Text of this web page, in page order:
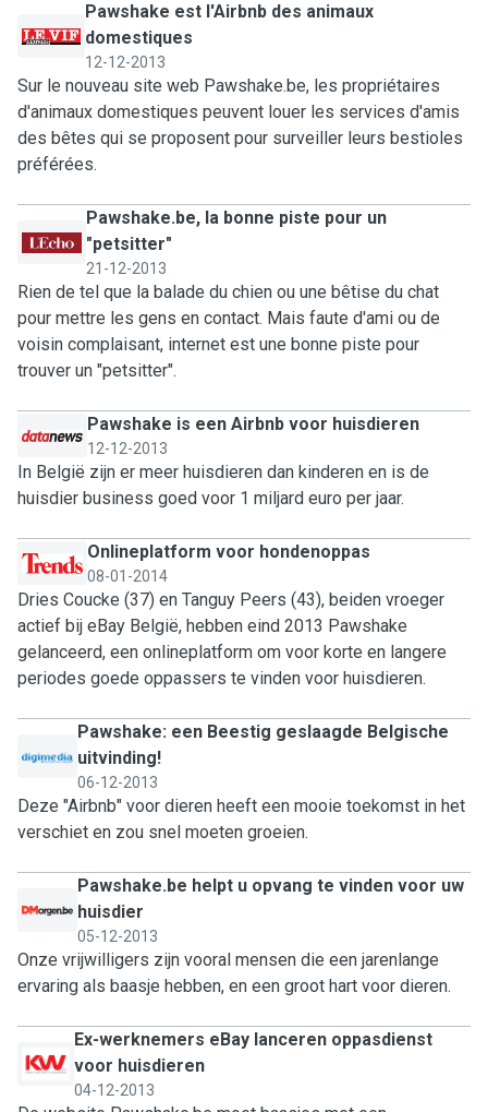
Pawshake est l'Airbnb des animaux
domestiques
12-12-2013
Sur le nouveau site web Pawshake.be, les propriétaires
d'animaux domestiques peuvent louer les services d'amis
des bêtes qui se proposent pour surveiller leurs bestioles
préférées.
Pawshake.be, la bonne piste pour un
"petsitter"
21-12-2013
Rien de tel que la balade du chien ou une bêtise du chat
pour mettre les gens en contact. Mais faute d'ami ou de
voisin complaisant, internet est une bonne piste pour
trouver un "petsitter".
Pawshake is een Airbnb voor huisdieren
12-12-2013
In België zijn er meer huisdieren dan kinderen en is de
huisdier business goed voor 1 miljard euro per jaar.
Onlineplatform voor hondenoppas
08-01-2014
Dries Coucke (37) en Tanguy Peers (43), beiden vroeger
actief bij eBay België, hebben eind 2013 Pawshake
gelanceerd, een onlineplatform om voor korte en langere
periodes goede oppassers te vinden voor huisdieren.
Pawshake: een Beestig geslaagde Belgische
uitvinding!
06-12-2013
Deze "Airbnb" voor dieren heeft een mooie toekomst in het
verschiet en zou snel moeten groeien.
Pawshake.be helpt u opvang te vinden voor uw
huisdier
05-12-2013
Onze vrijwilligers zijn vooral mensen die een jarenlange
ervaring als baasje hebben, en een groot hart voor dieren.
Ex-werknemers eBay lanceren oppasdienst
voor huisdieren
04-12-2013